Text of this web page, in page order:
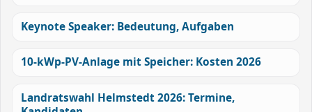
Keynote Speaker: Bedeutung, Aufgaben
10-kWp-PV-Anlage mit Speicher: Kosten 2026
Landratswahl Helmstedt 2026: Termine,